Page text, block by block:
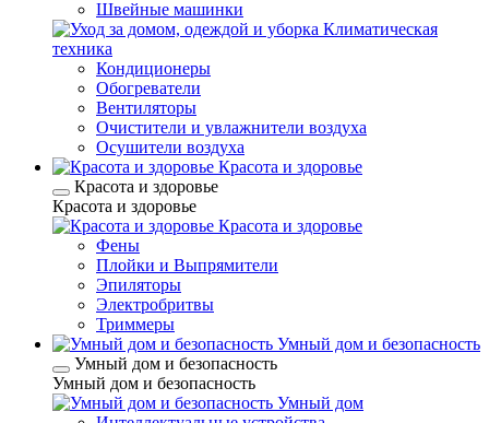
Швейные машинки
Климатическая
техника
Кондиционеры
Обогреватели
Вентиляторы
Очистители и увлажнители воздуха
Осушители воздуха
Красота и здоровье
Красота и здоровье
Красота и здоровье
Красота и здоровье
Фены
Плойки и Выпрямители
Эпиляторы
Электробритвы
Триммеры
Умный дом и безопасность
Умный дом и безопасность
Умный дом и безопасность
Умный дом